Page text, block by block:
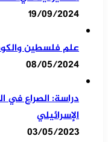
19/09/2024
علم فلسطين
08/05/2024
دراسة: الصراع في
الإسرائيلي
03/05/2023